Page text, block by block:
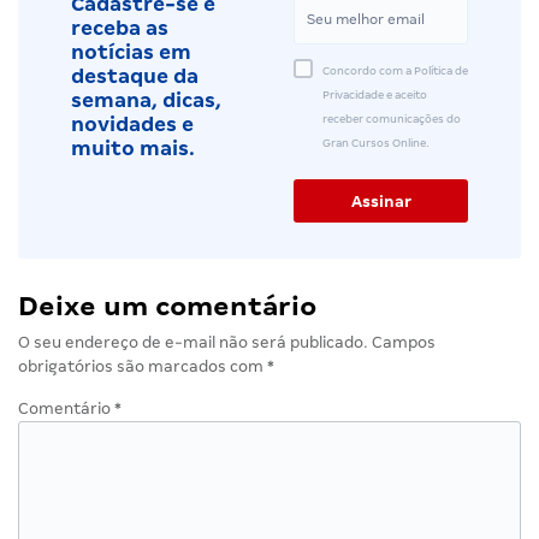
receba as
notícias em
destaque da
semana, dicas,
novidades e
muito mais.
Concordo com a Política de
Privacidade e aceito
receber comunicações do
Gran Cursos Online.
Deixe um comentário
O seu endereço de e-mail não será publicado. Campos
obrigatórios são marcados com *
Comentário *